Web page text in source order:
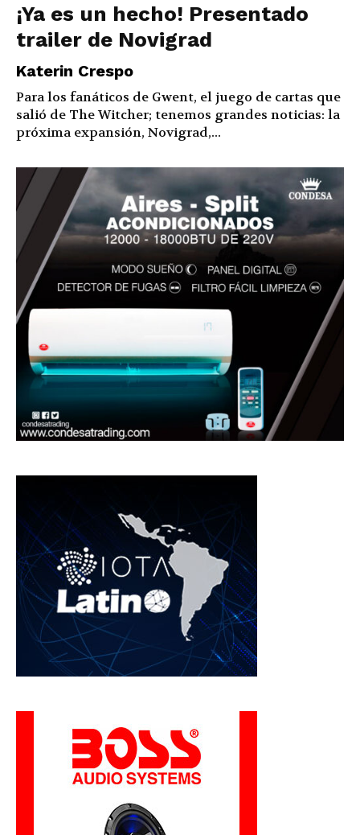
¡Ya es un hecho! Presentado
trailer de Novigrad
Katerin Crespo
Para los fanáticos de Gwent, el juego de cartas que
salió de The Witcher; tenemos grandes noticias: la
próxima expansión, Novigrad,...